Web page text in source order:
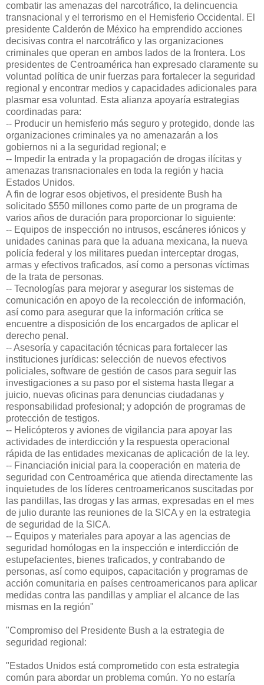
combatir las amenazas del narcotráfico, la delincuencia
transnacional y el terrorismo en el Hemisferio Occidental. El
presidente Calderón de México ha emprendido acciones
decisivas contra el narcotráfico y las organizaciones
criminales que operan en ambos lados de la frontera. Los
presidentes de Centroamérica han expresado claramente su
voluntad política de unir fuerzas para fortalecer la seguridad
regional y encontrar medios y capacidades adicionales para
plasmar esa voluntad. Esta alianza apoyaría estrategias
coordinadas para:
-- Producir un hemisferio más seguro y protegido, donde las
organizaciones criminales ya no amenazarán a los
gobiernos ni a la seguridad regional; e
-- Impedir la entrada y la propagación de drogas ilícitas y
amenazas transnacionales en toda la región y hacia
Estados Unidos.
A fin de lograr esos objetivos, el presidente Bush ha
solicitado $550 millones como parte de un programa de
varios años de duración para proporcionar lo siguiente:
-- Equipos de inspección no intrusos, escáneres iónicos y
unidades caninas para que la aduana mexicana, la nueva
policía federal y los militares puedan interceptar drogas,
armas y efectivos traficados, así como a personas víctimas
de la trata de personas.
-- Tecnologías para mejorar y asegurar los sistemas de
comunicación en apoyo de la recolección de información,
así como para asegurar que la información crítica se
encuentre a disposición de los encargados de aplicar el
derecho penal.
-- Asesoría y capacitación técnicas para fortalecer las
instituciones jurídicas: selección de nuevos efectivos
policiales, software de gestión de casos para seguir las
investigaciones a su paso por el sistema hasta llegar a
juicio, nuevas oficinas para denuncias ciudadanas y
responsabilidad profesional; y adopción de programas de
protección de testigos.
-- Helicópteros y aviones de vigilancia para apoyar las
actividades de interdicción y la respuesta operacional
rápida de las entidades mexicanas de aplicación de la ley.
-- Financiación inicial para la cooperación en materia de
seguridad con Centroamérica que atienda directamente las
inquietudes de los líderes centroamericanos suscitadas por
las pandillas, las drogas y las armas, expresadas en el mes
de julio durante las reuniones de la SICA y en la estrategia
de seguridad de la SICA.
-- Equipos y materiales para apoyar a las agencias de
seguridad homólogas en la inspección e interdicción de
estupefacientes, bienes traficados, y contrabando de
personas, así como equipos, capacitación y programas de
acción comunitaria en países centroamericanos para aplicar
medidas contra las pandillas y ampliar el alcance de las
mismas en la región"
"Compromiso del Presidente Bush a la estrategia de
seguridad regional:
"Estados Unidos está comprometido con esta estrategia
común para abordar un problema común. Yo no estaría